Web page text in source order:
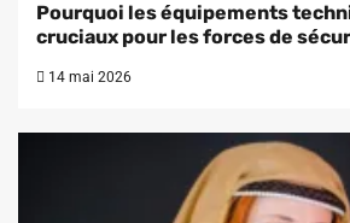
Pourquoi les équipements
cruciaux pour les forces de
14 mai 2026